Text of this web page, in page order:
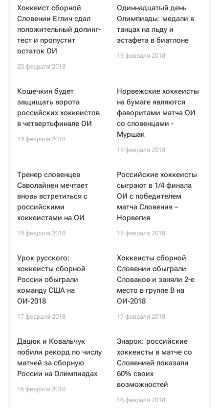
Хоккеист сборной
Словении Еглич сдал
положительный допинг-
тест и пропустит
остаток ОИ
20 февраля 2018
Одиннадцатый день
Олимпиады: медали в
танцах на льду и
эстафета в биатлоне
19 февраля 2018
Кошечкин будет
защищать ворота
российских хоккеистов
в четвертьфинале ОИ
19 февраля 2018
Норвежские хоккеисты
на бумаге являются
фаворитами матча ОИ
со словенцами -
Муршак
19 февраля 2018
Тренер словенцев
Саволайнен мечтает
вновь встретиться с
российскими
хоккеистами на ОИ
19 февраля 2018
Российские хоккеисты
сыграют в 1/4 финала
ОИ с победителем
матча Словения –
Норвегия
18 февраля 2018
Урок русского:
хоккеисты сборной
России обыграли
команду США на
ОИ-2018
17 февраля 2018
Хоккеисты сборной
Словении обыграли
Словаков и заняли 2-е
место в группе В на
ОИ-2018
17 февраля 2018
Дацюк и Ковальчук
побили рекорд по числу
матчей за сборную
России на Олимпиадах
16 февраля 2018
Знарок: российские
хоккеисты в матче со
Словенией показали
60% своих
возможностей
16 февраля 2018